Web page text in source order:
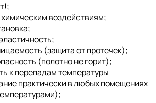
химическим воздействиям;
(защита от протечек);
(полотно не горит);
к перепадам температуры
практически в любых помещениях